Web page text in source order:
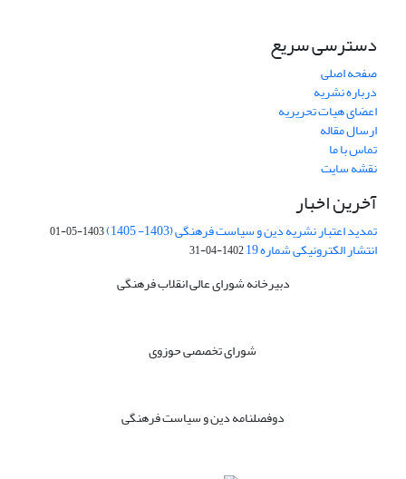
دسترسی سریع
صفحه اصلی
درباره نشریه
اعضای هیات تحریریه
ارسال مقاله
تماس با ما
نقشه سایت
آخرین اخبار
تمدید اعتبار نشریه دین و سیاست فرهنگی (1403- 1405) 1403-05-01
انتشار الکترونیکی شماره 19 1402-04-31
دبیرخانه شورای عالی انقلاب فرهنگی
شورای تخصصی حوزوی
دوفصلنامه دین و سیاست فرهنگی